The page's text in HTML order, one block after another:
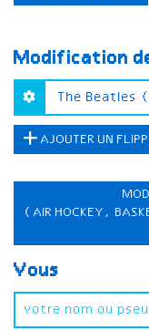
Modification
AJOUTER UN
(AIR HOCKEY,
Vous